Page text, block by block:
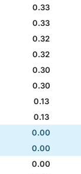
0.33
0.33
0.32
0.32
0.30
0.30
0.13
0.13
0.00
0.00
0.00